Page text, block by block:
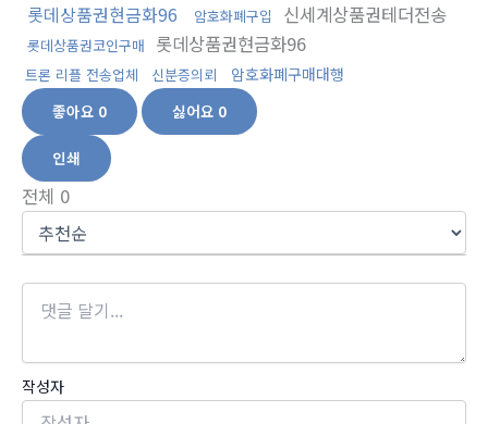
롯데상품권현금화96 암호화폐구입 신세계상품권테더전송
롯데상품권코인구매 롯데상품권현금화96
트론 리플 전송업체 신분증의뢰
암호화폐구매대행
좋아요 0 싫어요 0
인쇄
전체 0
작성자